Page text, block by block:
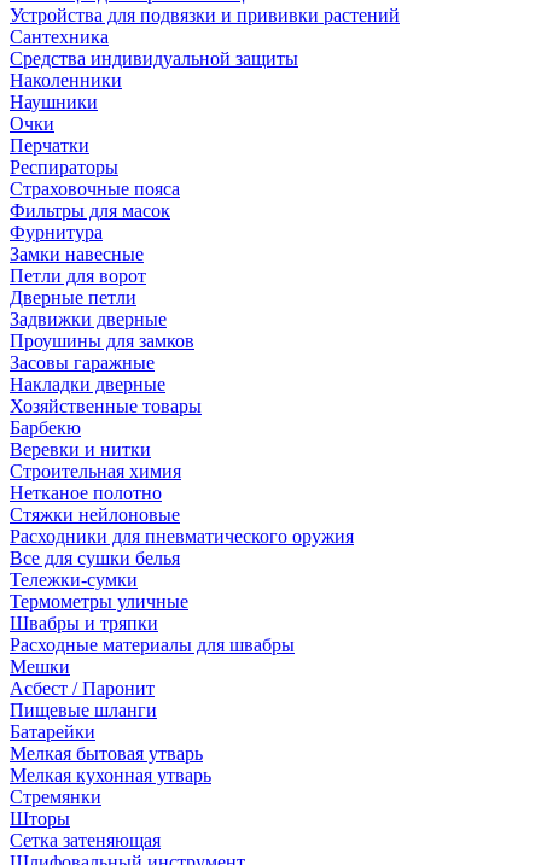
Устройства для подвязки и прививки растений
Сантехника
Средства индивидуальной защиты
Наколенники
Наушники
Очки
Перчатки
Респираторы
Страховочные пояса
Фильтры для масок
Фурнитура
Замки навесные
Петли для ворот
Дверные петли
Задвижки дверные
Проушины для замков
Засовы гаражные
Накладки дверные
Хозяйственные товары
Барбекю
Веревки и нитки
Строительная химия
Нетканое полотно
Стяжки нейлоновые
Расходники для пневматического оружия
Все для сушки белья
Тележки-сумки
Термометры уличные
Швабры и тряпки
Расходные материалы для швабры
Мешки
Асбест / Паронит
Пищевые шланги
Батарейки
Мелкая бытовая утварь
Мелкая кухонная утварь
Стремянки
Шторы
Сетка затеняющая